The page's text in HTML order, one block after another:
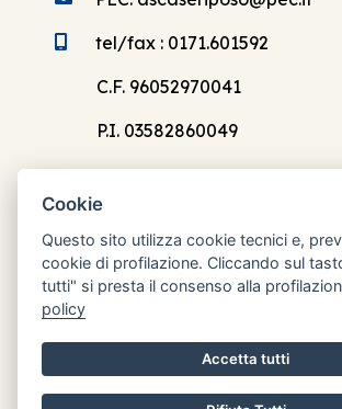
tel/fax : 0171.601592
C.F. 96052970041
P.I. 03582860049
Orari di apertura
Mer: 8.30 - 12.30
Gio: chiuso
Cookie
Questo sito utilizza cookie tecnici e,
cookie di profilazione. Cliccando sul
tutti" si presta il consenso alla
policy
Accetta tutti